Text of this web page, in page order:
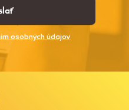
osobných údajov